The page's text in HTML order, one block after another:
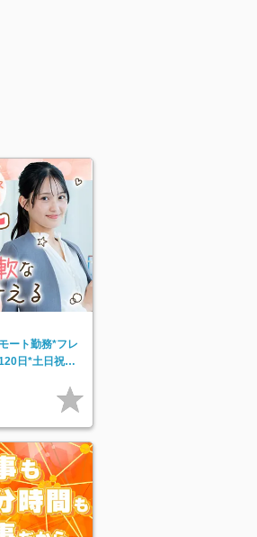
ート勤務*フレ
日*土日祝休